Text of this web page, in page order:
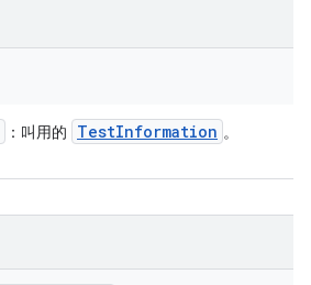
：叫用的 TestInformation 。